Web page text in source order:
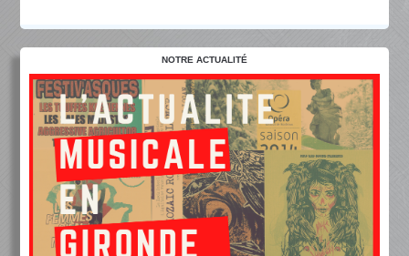
NOTRE ACTUALITÉ